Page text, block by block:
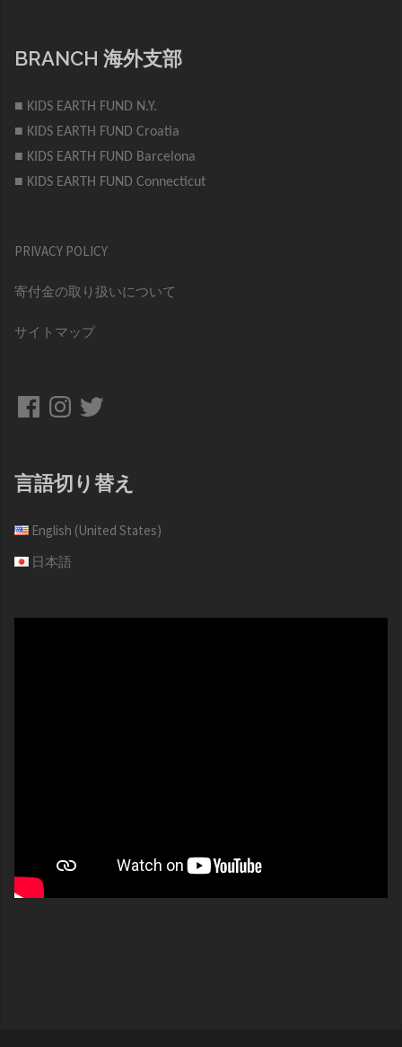
BRANCH 海外支部
■ KIDS EARTH FUND N.Y.
■ KIDS EARTH FUND Croatia
■ KIDS EARTH FUND Barcelona
■ KIDS EARTH FUND Connecticut
PRIVACY POLICY
寄付金の取り扱いについて
サイトマップ
FacebookInstagram
Twitter
言語切り替え
English (United States)
日本語